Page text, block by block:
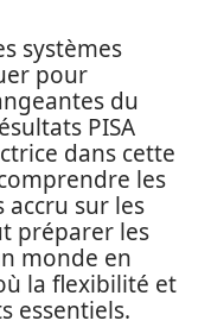
systèmes
pour
du
PISA
dans cette
les
accru sur les
préparer les
monde en
la flexibilité et
essentiels.